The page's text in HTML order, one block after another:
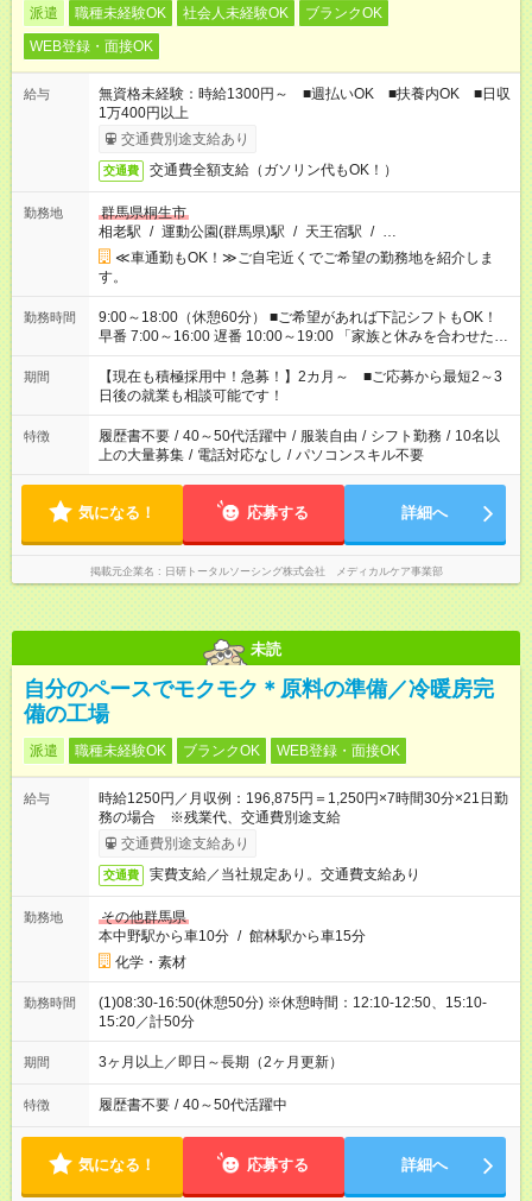
派遣 職種未経験OK 社会人未経験OK
ブランクOK
WEB登録・面接OK
給与
無資格未経験：時給1300円～ ■週払いOK ■扶養内OK ■日収
1万400円以上
交通費別途支給あり
交通費 交通費全額支給（ガソリン代もOK！）
勤務地
群馬県桐生市
相老駅 / 運動公園(群馬県)駅 / 天王宿駅 / …
≪車通勤もOK！≫ご自宅近くでご希望の勤務地を紹介しま
す。
勤務時間
9:00～18:00（休憩60分） ■ご希望があれば下記シフトもOK！
早番 7:00～16:00 遅番 10:00～19:00 「家族と休みを合わせた
い」 「余裕を持って夕飯の準備がしたい」 「できれば残業はし
たくない」 など、ご希望を教えてくださいね。 ※Wワーク希望
の方へ 今ご覧のお仕事で希望する勤務時間と、もう1つのお仕事
の勤務時間。 合計で週40時間を超える場合は応募できません。
期間
【現在も積極採用中！急募！】2カ月～ ■ご応募から最短2～3
日後の就業も相談可能です！
特徴 履歴書不要 / 40～50代活躍中 / 服装自由 / シフト勤務 / 10名以
上の大量募集 / 電話対応なし / パソコンスキル不要
気になる！ 応募する 詳細へ
掲載元企業名 日研トータルソーシング株式会社 メディカルケア事業部
未読
自分のペースでモクモク＊原料の準備／冷暖房完
備の工場
派遣 職種未経験OK ブランクOK WEB登録・面接OK
給与
時給1250円／月収例：196,875円＝1,250円×7時間30分×21日勤
務の場合 ※残業代、交通費別途支給
交通費別途支給あり
交通費 実費支給／当社規定あり。交通費支給あり
勤務地
その他群馬県
本中野駅から車10分 / 館林駅から車15分
化学・素材
勤務時間
(1)08:30-16:50(休憩50分) ※休憩時間：12:10-12:50、15:10-
15:20／計50分
期間 3ヶ月以上／即日～長期（2ヶ月更新）
特徴 履歴書不要 / 40～50代活躍中
気になる！ 応募する 詳細へ